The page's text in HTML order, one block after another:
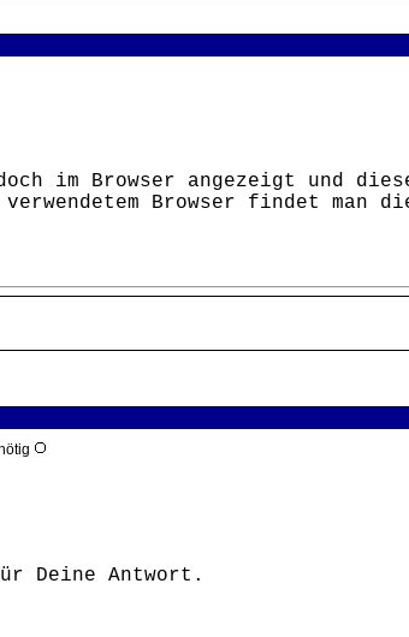
im Browser angezeigt und
Browser findet man
Deine Antwort.